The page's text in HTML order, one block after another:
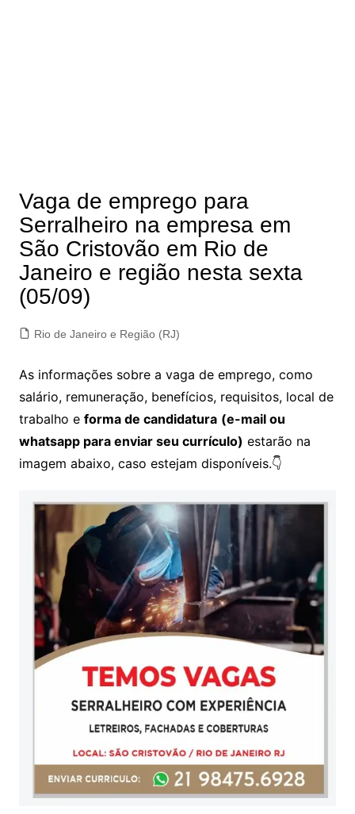
Vaga de emprego para
Serralheiro na empresa em
São Cristovão em Rio de
Janeiro e região nesta sexta
(05/09)
Rio de Janeiro e Região (RJ)
As informações sobre a vaga de emprego, como
salário, remuneração, benefícios, requisitos, local de
trabalho e forma de candidatura (e-mail ou
whatsapp para enviar seu currículo) estarão na
imagem abaixo, caso estejam disponíveis.👇